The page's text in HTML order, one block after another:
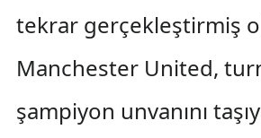
tekrar gerçekleştirmiş
Manchester United,
şampiyon unvanını